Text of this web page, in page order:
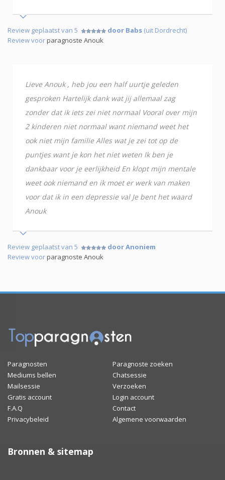
Review geplaatst van 5 door Babs (uit Dordrecht)
Review voorparagnoste Anouk
Lieve Anouk , heb jou een half uurtje geleden
gesproken Hartelijk dank wat jij allemaal zag
zonder dat ik iets zei niet normaal Vooral over mijn
2 kinderen niet normaal want niemand weet het
ook niet mijn familie Alles wat je zei tot op de
puntjes want je kon het niet weten Ik ben je
dankbaar voor je eerlijkheid En klopt mijn mentale
weet ook niemand en ik moet er werk van maken
voor dat ik in een depressie val Je bent het waard
Anouk
Review geplaatst van 5
door Anoniem
Review voorparagnoste Anouk
Paragnosten
Paragnoste zoeken
Mediums bellen
Chatsessie
Mailsessie
Verzoeken
Gratis account
Login account
F.A.Q
Contact
Privacybeleid
Algemene voorwaarden
Bronnen & sitemap